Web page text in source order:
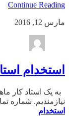
Continue Reading
مارس 12, 2016
استخدام
به یک استاد کار
نیازمندیم. شماره تماس:
استخدام